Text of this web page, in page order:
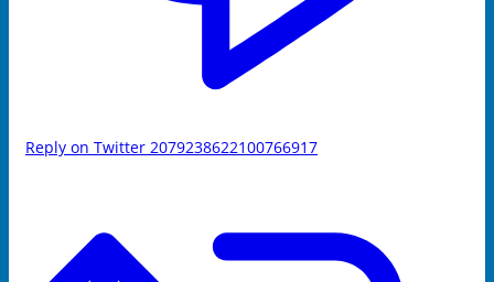
Reply on Twitter 2079238622100766917